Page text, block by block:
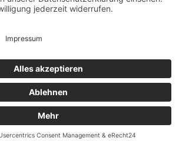
·TEL:03834-89499-5·
INFO@TANGRAM-PLANWERKSTATT.DE
DOWNLOADS DATENSCHUTZ